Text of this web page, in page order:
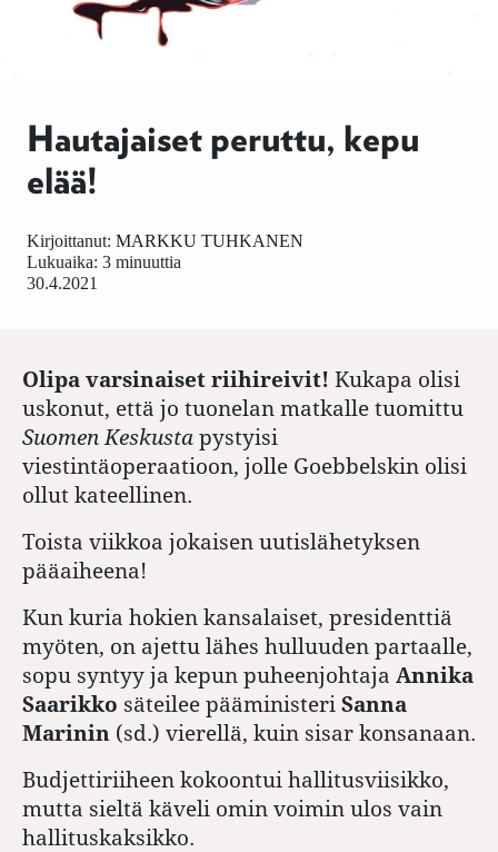
Hautajaiset peruttu, kepu
elää!
30.4.2021
Kirjoittanut: MARKKU TUHKANEN
Lukuaika: 3 minuuttia
Olipa varsinaiset riihireivit! Kukapa olisi
uskonut, että jo tuonelan matkalle tuomittu
Suomen Keskusta pystyisi
viestintäoperaatioon, jolle Goebbelskin olisi
ollut kateellinen.
Toista viikkoa jokaisen uutislähetyksen
pääaiheena!
Kun kuria hokien kansalaiset, presidenttiä
myöten, on ajettu lähes hulluuden partaalle,
sopu syntyy ja kepun puheenjohtaja Annika
Saarikko säteilee pääministeri Sanna
Marinin (sd.) vierellä, kuin sisar konsanaan.
Budjettiriiheen kokoontui hallitusviisikko,
mutta sieltä käveli omin voimin ulos vain
hallituskaksikko.